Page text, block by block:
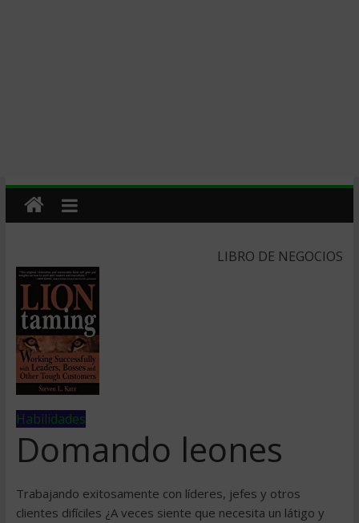
LIBRO DE NEGOCIOS
Habilidades
Domando leones
Trabajando exitosamente con líderes, jefes y otros
clientes difíciles ¿A veces siente que necesita un látigo y